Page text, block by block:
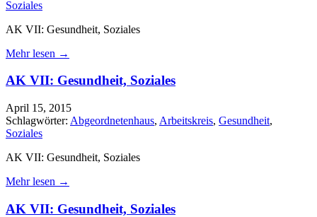
Soziales
AK VII: Gesundheit, Soziales
Mehr lesen →
AK VII: Gesundheit, Soziales
April 15, 2015
Schlagwörter: Abgeordnetenhaus, Arbeitskreis, Gesundheit,
Soziales
AK VII: Gesundheit, Soziales
Mehr lesen →
AK VII: Gesundheit, Soziales